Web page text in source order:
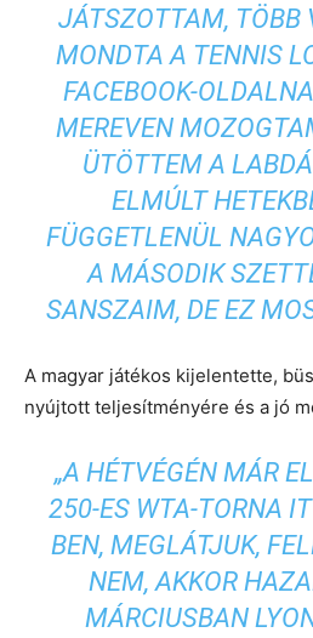
JÁTSZOTTAM, TÖBB
MONDTA A TENNIS
FACEBOOK-
MEREVEN
ÜTÖTTEM A
ELMÚLT
FÜGGETLENÜL
A MÁSODIK
SANSZAIM, DE EZ
A magyar játékos kijelentette,
nyújtott teljesítményére és a jó
„A HÉTVÉGÉN MÁR
250-ES WTA-TORNA
BEN, MEGLÁTJUK,
NEM, AKKOR
MÁRCIUSBAN